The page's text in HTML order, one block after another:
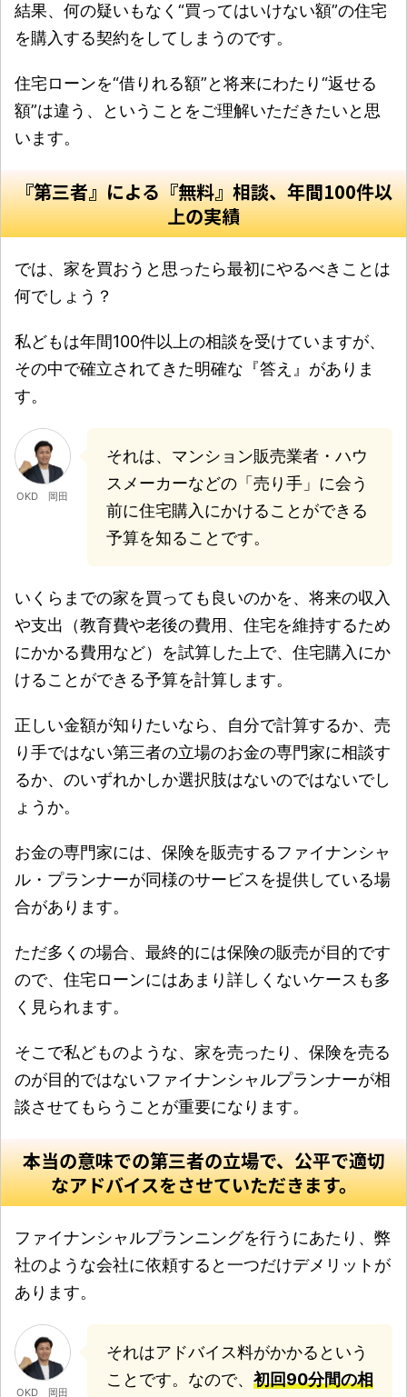
結果、何の疑いもなく“買ってはいけない額”の住宅
を購入する契約をしてしまうのです。
住宅ローンを“借りれる額”と将来にわたり“返せる
額”は違う、ということをご理解いただきたいと思
います。
『第三者』による『無料』相談、年間100件以
上の実績
では、家を買おうと思ったら最初にやるべきことは
何でしょう？
私どもは年間100件以上の相談を受けていますが、
その中で確立されてきた明確な『答え』がありま
す。
OKD 岡田
それは、マンション販売業者・ハウ
スメーカーなどの「売り手」に会う
前に住宅購入にかけることができる
予算を知ることです。
いくらまでの家を買っても良いのかを、将来の収入
や支出（教育費や老後の費用、住宅を維持するため
にかかる費用など）を試算した上で、住宅購入にか
けることができる予算を計算します。
正しい金額が知りたいなら、自分で計算するか、売
り手ではない第三者の立場のお金の専門家に相談す
るか、のいずれかしか選択肢はないのではないでし
ょうか。
お金の専門家には、保険を販売するファイナンシャ
ル・プランナーが同様のサービスを提供している場
合があります。
ただ多くの場合、最終的には保険の販売が目的です
ので、住宅ローンにはあまり詳しくないケースも多
く見られます。
そこで私どものような、家を売ったり、保険を売る
のが目的ではないファイナンシャルプランナーが相
談させてもらうことが重要になります。
本当の意味での第三者の立場で、公平で適切
なアドバイスをさせていただきます。
ファイナンシャルプランニングを行うにあたり、弊
社のような会社に依頼すると一つだけデメリットが
あります。
OKD 岡田
それはアドバイス料がかかるという
ことです。なので、 初回90分間の相